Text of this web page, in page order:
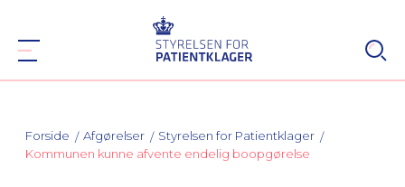
Forside Afgørelser
Styrelsen for Patientklager
Kommunen kunne afvente endelig boopgørelse